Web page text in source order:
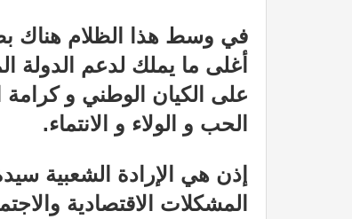
في وسط هذا الظلام هناك
أغلى ما يملك لدعم الدولة
على الكيان الوطني و
الحب و الولاء و الانتماء.
إذن هي الإرادة الشعبية
المشكلات الاقتصادية